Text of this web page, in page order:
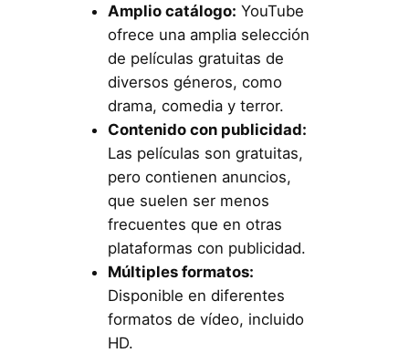
Amplio catálogo: YouTube
ofrece una amplia selección
de películas gratuitas de
diversos géneros, como
drama, comedia y terror.
Contenido con publicidad:
Las películas son gratuitas,
pero contienen anuncios,
que suelen ser menos
frecuentes que en otras
plataformas con publicidad.
Múltiples formatos:
Disponible en diferentes
formatos de vídeo, incluido
HD.